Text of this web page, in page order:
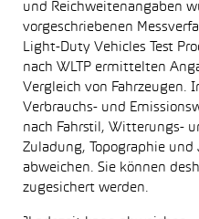
und Reichweitenangaben
vorgeschriebenen
Light-Duty Vehicles Test
nach WLTP ermittelten
Vergleich von Fahrzeugen.
Verbrauchs- und
nach Fahrstil, Witterungs-
Zuladung, Topographie
abweichen. Sie können
zugesichert werden.